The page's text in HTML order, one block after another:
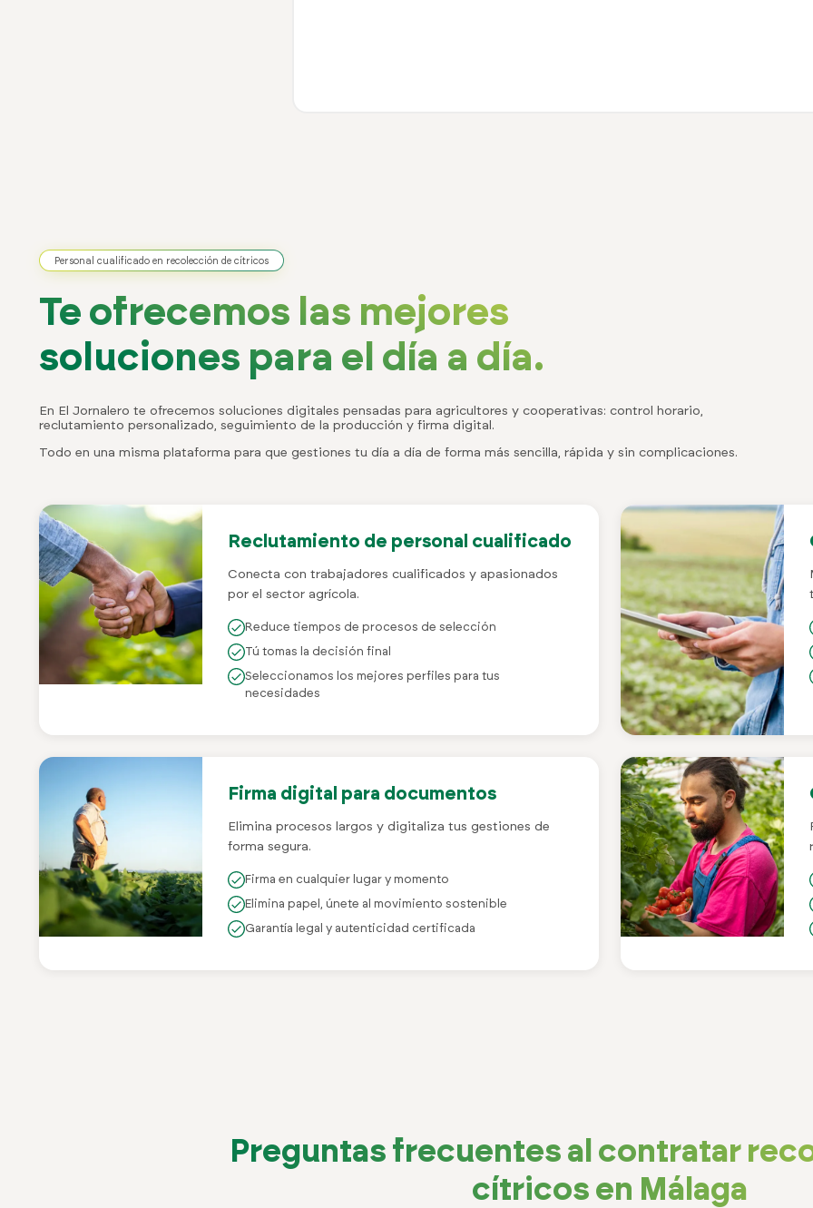
Personal cualificado en recolección de cítricos
Te ofrecemos las mejores
soluciones para el día a día.
En El Jornalero te ofrecemos soluciones digitales pensadas para agricultores y cooperativas: control horario,
reclutamiento personalizado, seguimiento de la producción y firma digital.
Todo en una misma plataforma para que gestiones tu día a día de forma más sencilla, rápida y sin complicaciones.
Reclutamiento de personal cualificado
Conecta con trabajadores cualificados y apasionados
por el sector agrícola.
Reduce tiempos de procesos de selección
Tú tomas la decisión final
Seleccionamos los mejores perfiles para tus
necesidades
Firma digital para documentos
Elimina procesos largos y digitaliza tus gestiones de
forma segura.
Firma en cualquier lugar y momento
Elimina papel, únete al movimiento sostenible
Garantía legal y autenticidad certificada
Preguntas frecuentes al contratar
cítricos en Málaga